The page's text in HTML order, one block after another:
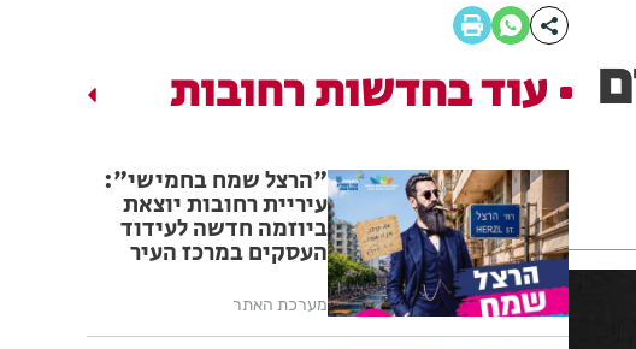
עוד בחדשות רחובות
"הרצל שמח בחמישי":
עיריית רחובות יוצאת
ביוזמה חדשה לעידוד
העסקים במרכז העיר
מערכת האתר